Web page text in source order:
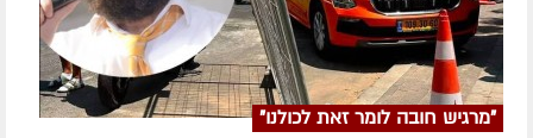
"מרגיש חובה לומר זאת לכולנו"